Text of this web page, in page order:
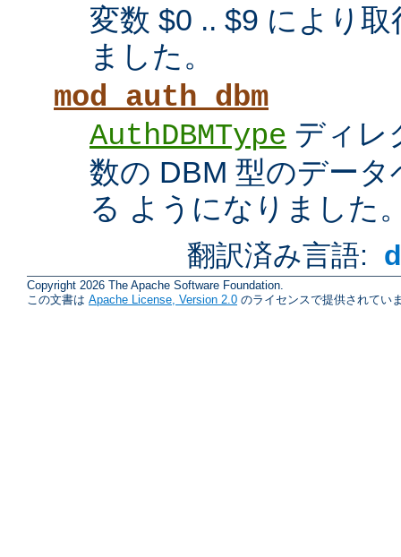
変数 $0 .. $9 により
ました。
mod_auth_dbm
AuthDBMType ディレ
数の DBM 型のデー
る ようになりました
翻訳済み言語:
Copyright 2026 The Apache Software Foundation.
この文書は Apache License, Version 2.0 のライセンスで提供されてい